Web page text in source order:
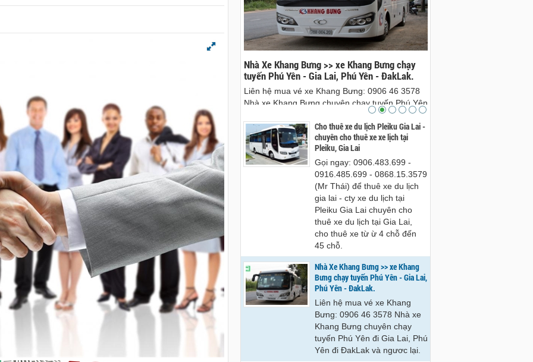
0868.15.3579 (Mr Thái) để thuê xe du lịch gia lai
- cty xe du lịch tại Pleiku Gia Lai chuyên cho
thuê xe du lịch tại Gia Lai, cho thuê xe từ ừ 4
chỗ đến 45 chỗ.
Nhà Xe Khang Bưng >> xe Khang Bưng chạy
tuyến Phú Yên - Gia Lai, Phú Yên - ĐakLak.
Liên hệ mua vé xe Khang Bưng: 0906 46 3578
Nhà xe Khang Bưng chuyên chạy tuyến Phú Yên
đi Gia Lai, Phú Yên đi ĐakLak và ngươc lại.
Cho thuê xe du lịch Pleiku Gia Lai -
chuyên cho thuê xe xe lịch tại
Pleiku, Gia Lai
Gọi ngay: 0906.483.699 -
0916.485.699 - 0868.15.3579
(Mr Thái) để thuê xe du lịch
gia lai - cty xe du lịch tại
Pleiku Gia Lai chuyên cho
thuê xe du lịch tại Gia Lai,
cho thuê xe từ ừ 4 chỗ đến
45 chỗ.
Nhà Xe Khang Bưng >> xe Khang
Bưng chạy tuyến Phú Yên - Gia Lai,
Phú Yên - ĐakLak.
Liên hệ mua vé xe Khang
Bưng: 0906 46 3578 Nhà xe
Khang Bưng chuyên chạy
tuyến Phú Yên đi Gia Lai, Phú
Yên đi ĐakLak và ngươc lại.